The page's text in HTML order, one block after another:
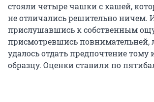
стояли четыре чашки с кашей,
не отличались решительно ничем.
прислушавшись к собственным
присмотревшись
удалось отдать предпочтение
образцу. Оценки ставили по